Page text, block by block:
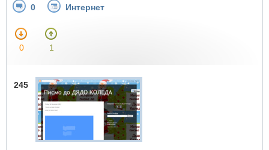
0 Интернет
0 1
245